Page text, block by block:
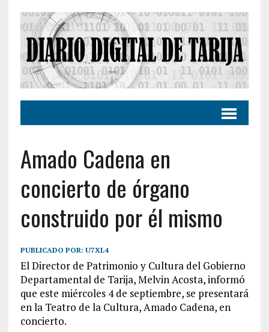
Amado Cadena en
concierto de órgano
construido por él mismo
PUBLICADO POR: U7XL4
El Director de Patrimonio y Cultura del Gobierno
Departamental de Tarija, Melvin Acosta, informó
que este miércoles 4 de septiembre, se presentará
en la Teatro de la Cultura, Amado Cadena, en
concierto.